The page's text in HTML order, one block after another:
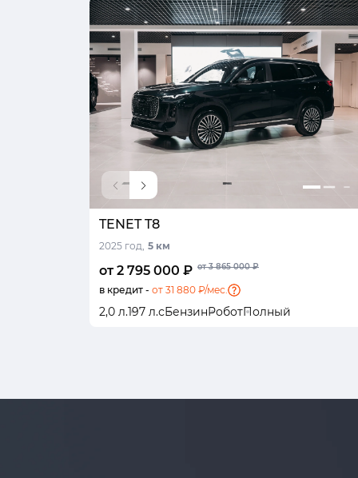
TENET T8
2025 год, 5 км
от 2 795 000 ₽ от 3 865 000 ₽
в кредит - от 31 880 ₽/мес.
2,0 л.197 л.сБензинРоботПолный